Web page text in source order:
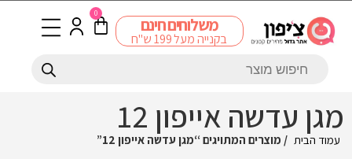
משלוחים חינם
בקנייה מעל 199 ש"ח
0
מגן עדשה אייפון 12
עמוד הבית / מוצרים המתויגים “מגן עדשה אייפון 12”